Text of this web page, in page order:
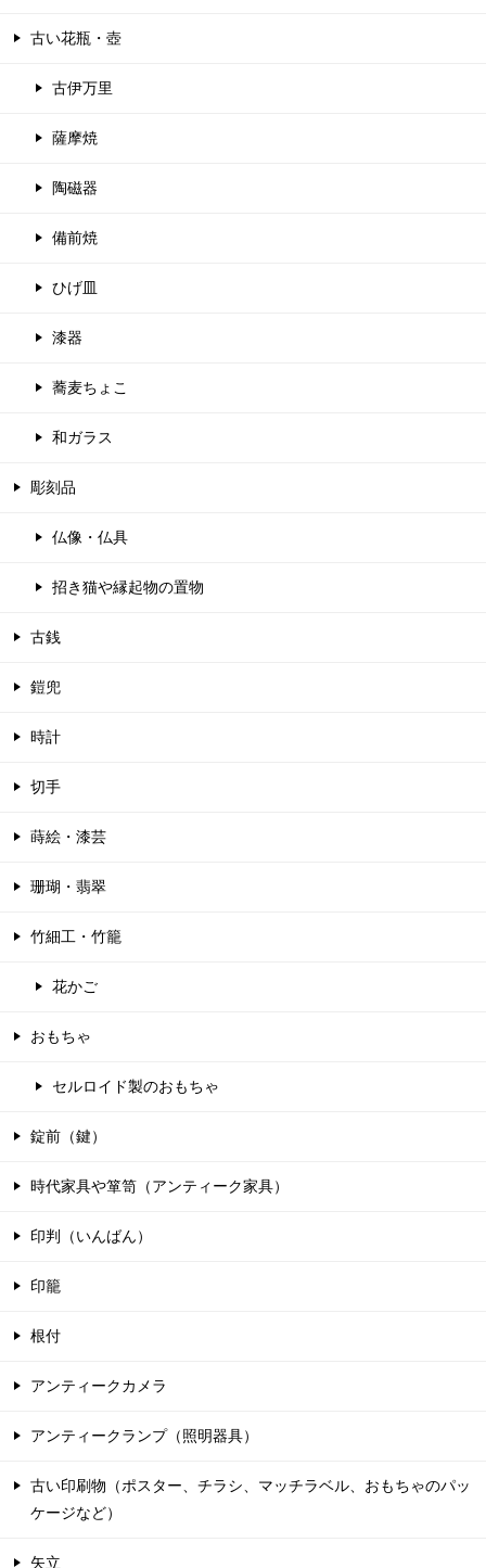
古い花瓶・壺
古伊万里
薩摩焼
陶磁器
備前焼
ひげ皿
漆器
蕎麦ちょこ
和ガラス
彫刻品
仏像・仏具
招き猫や縁起物の置物
古銭
鎧兜
時計
切手
蒔絵・漆芸
珊瑚・翡翠
竹細工・竹籠
花かご
おもちゃ
セルロイド製のおもちゃ
錠前（鍵）
時代家具や箪笥（アンティーク家具）
印判（いんばん）
印籠
根付
アンティークカメラ
アンティークランプ（照明器具）
古い印刷物（ポスター、チラシ、マッチラベル、おもちゃのパッ
ケージなど）
矢立